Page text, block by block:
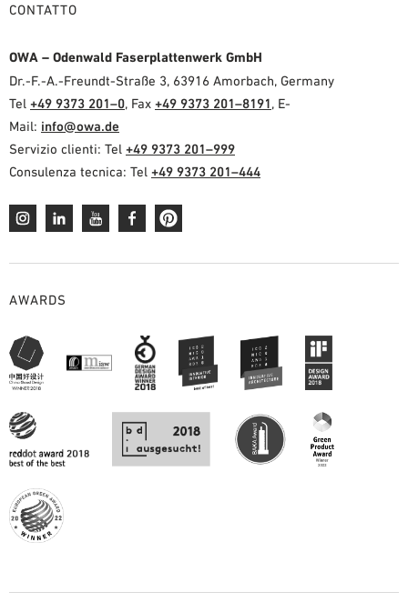
CONTATTO
OWA – Odenwald Faserplattenwerk GmbH
Dr.-F.-A.-Freundt-Straße 3, 63916 Amorbach, Germany
Tel +49 9373 201–0, Fax +49 9373 201–8191, E-
Mail: info@owa.de
Servizio clienti: Tel +49 9373 201–999
Consulenza tecnica: Tel +49 9373 201–444
AWARDS